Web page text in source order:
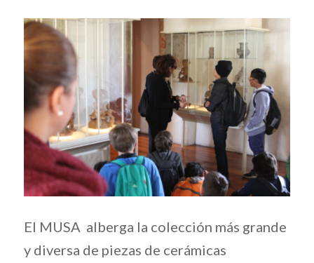
El MUSA alberga la colección más grande
y diversa de piezas de cerámicas